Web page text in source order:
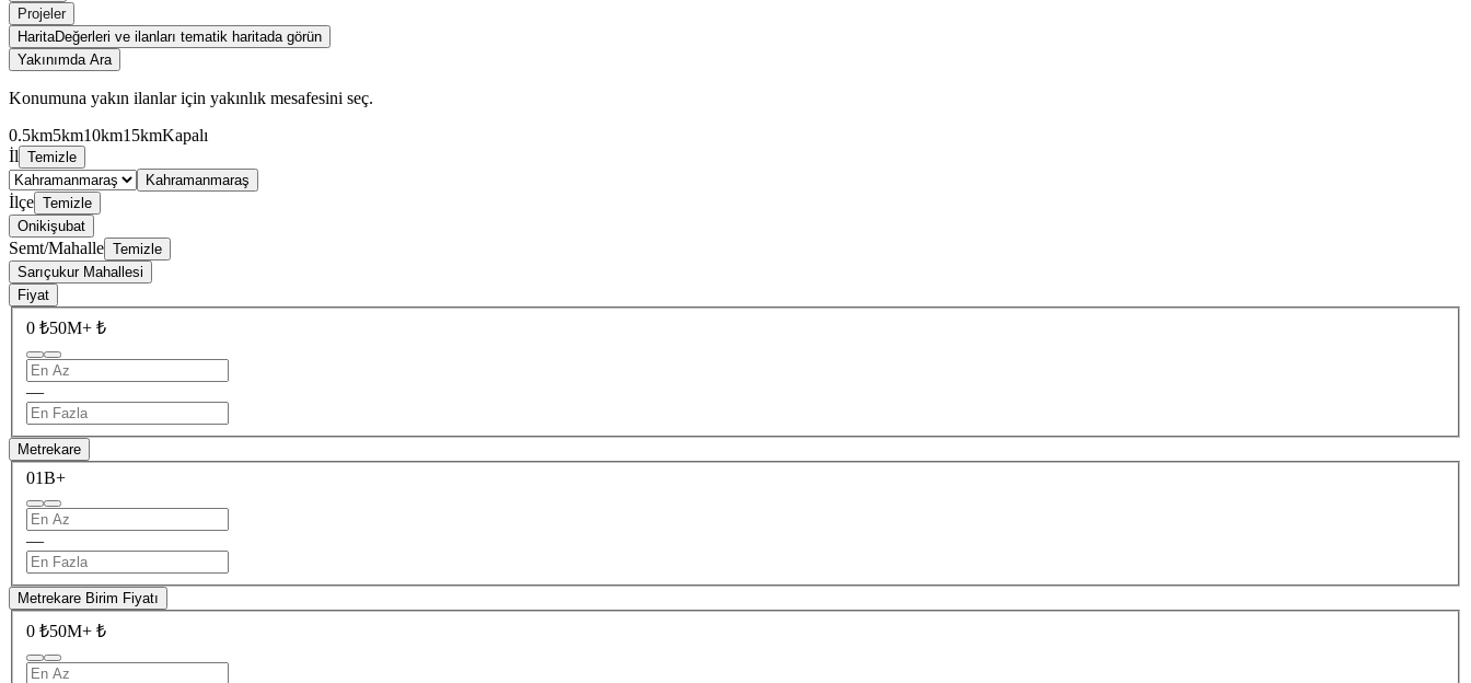
Projeler
HaritaDeğerleri ve ilanları tematik haritada görün
Yakınımda Ara
Konumuna yakın ilanlar için yakınlık mesafesini seç.
0.5km5km10km15kmKapalı
İl Temizle
Kahramanmaraş
İlçe Temizle
Onikişubat
Semt/Mahalle Temizle
Sarıçukur Mahallesi
Fiyat
0 ₺50M+ ₺
—
Metrekare
01B+
—
Metrekare Birim Fiyatı
0 ₺50M+ ₺